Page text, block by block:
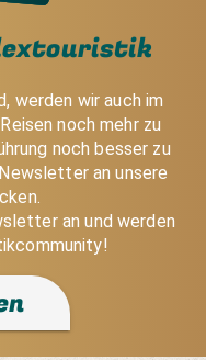
werden wir auch im
noch mehr zu
noch besser zu
an unsere
an und werden